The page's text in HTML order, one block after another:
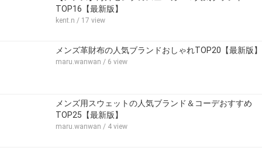
TOP16【最新版】
kent.n / 17 view
メンズ革財布の人気ブランドおしゃれTOP20【最新版】
maru.wanwan / 6 view
メンズ用スウェットの人気ブランド＆コーデおすすめ
TOP25【最新版】
maru.wanwan / 4 view